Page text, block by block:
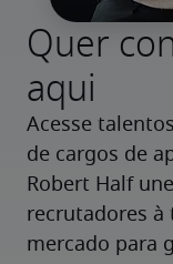
Quer
aqui
Acesse
de cargos de
Robert Half
recrutadores à
mercado para